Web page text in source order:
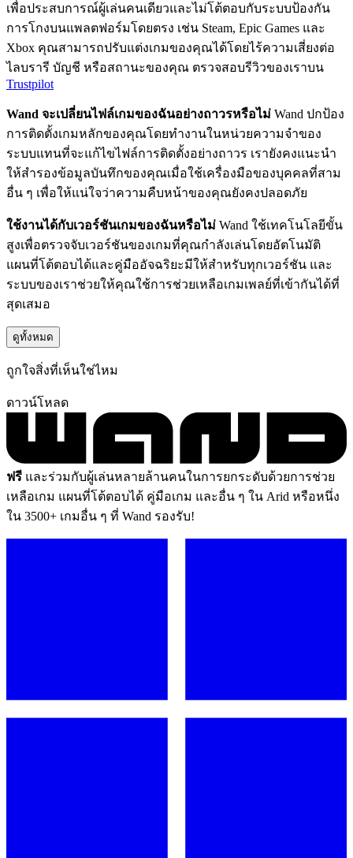
เพื่อประสบการณ์ผู้เล่นคนเดียวและไม่โต้ตอบกับระบบป้องกัน
การโกงบนแพลตฟอร์มโดยตรง เช่น Steam, Epic Games และ
Xbox คุณสามารถปรับแต่งเกมของคุณได้โดยไร้ความเสี่ยงต่อ
ไลบรารี บัญชี หรือสถานะของคุณ ตรวจสอบรีวิวของเราบน
Trustpilot
Wand จะเปลี่ยนไฟล์เกมของฉันอย่างถาวรหรือไม่ Wand ปกป้อง
การติดตั้งเกมหลักของคุณโดยทำงานในหน่วยความจำของ
ระบบแทนที่จะแก้ไขไฟล์การติดตั้งอย่างถาวร เรายังคงแนะนำ
ให้สำรองข้อมูลบันทึกของคุณเมื่อใช้เครื่องมือของบุคคลที่สาม
อื่น ๆ เพื่อให้แน่ใจว่าความคืบหน้าของคุณยังคงปลอดภัย
ใช้งานได้กับเวอร์ชันเกมของฉันหรือไม่ Wand ใช้เทคโนโลยีขั้น
สูงเพื่อตรวจจับเวอร์ชันของเกมที่คุณกำลังเล่นโดยอัตโนมัติ
แผนที่โต้ตอบได้และคู่มืออัจฉริยะมีให้สำหรับทุกเวอร์ชัน และ
ระบบของเราช่วยให้คุณใช้การช่วยเหลือเกมเพลย์ที่เข้ากันได้ที่
สุดเสมอ
ดูทั้งหมด
ถูกใจสิ่งที่เห็นใช่ไหม
ดาวน์โหลด
ฟรี และร่วมกับผู้เล่นหลายล้านคนในการยกระดับด้วยการช่วย
เหลือเกม แผนที่โต้ตอบได้ คู่มือเกม และอื่น ๆ ใน Arid หรือหนึ่ง
ใน 3500+ เกมอื่น ๆ ที่ Wand รองรับ!